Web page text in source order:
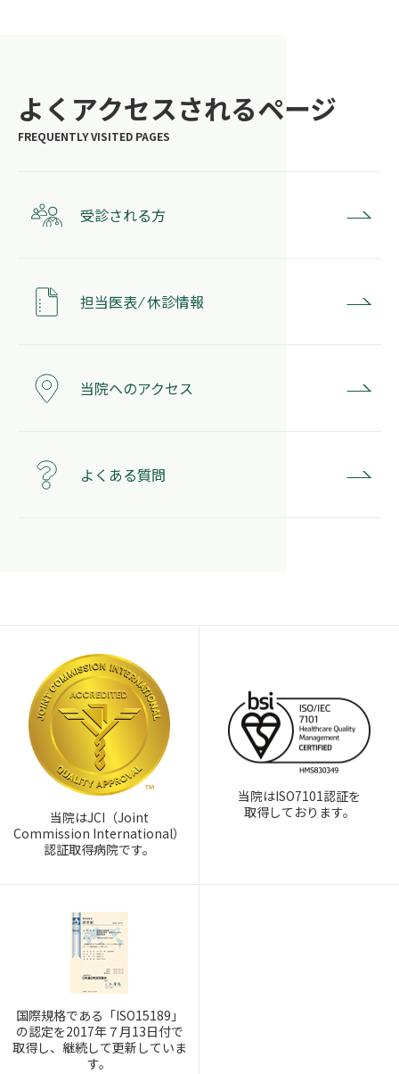
よくアクセスされるページ
受診される方
担当医表 ⁄ 休診情報
当院へのアクセス
よくある質問
当院はJCI（Joint
Commission International）
認証取得病院です。
当院はISO7101認証を
取得しております。
国際規格である「ISO15189」
の認定を2017年７月13日付で
取得し、継続して更新していま
す。